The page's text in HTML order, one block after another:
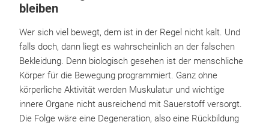
bleiben
Wer sich viel bewegt, dem ist in der Regel nicht kalt. Und
falls doch, dann liegt es wahrscheinlich an der falschen
Bekleidung. Denn biologisch gesehen ist der menschliche
Körper für die Bewegung programmiert. Ganz ohne
körperliche Aktivität werden Muskulatur und wichtige
innere Organe nicht ausreichend mit Sauerstoff versorgt.
Die Folge wäre eine Degeneration, also eine Rückbildung